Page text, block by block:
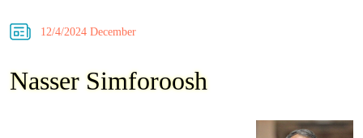
12/4/2024 December
Nasser Simforoosh